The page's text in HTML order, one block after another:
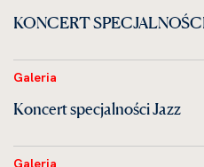
KONCERT
Galeria
Koncert specjalności Jazz
Galeria